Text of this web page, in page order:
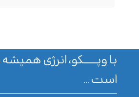
با وپـــــــکو، انرژی
است ...